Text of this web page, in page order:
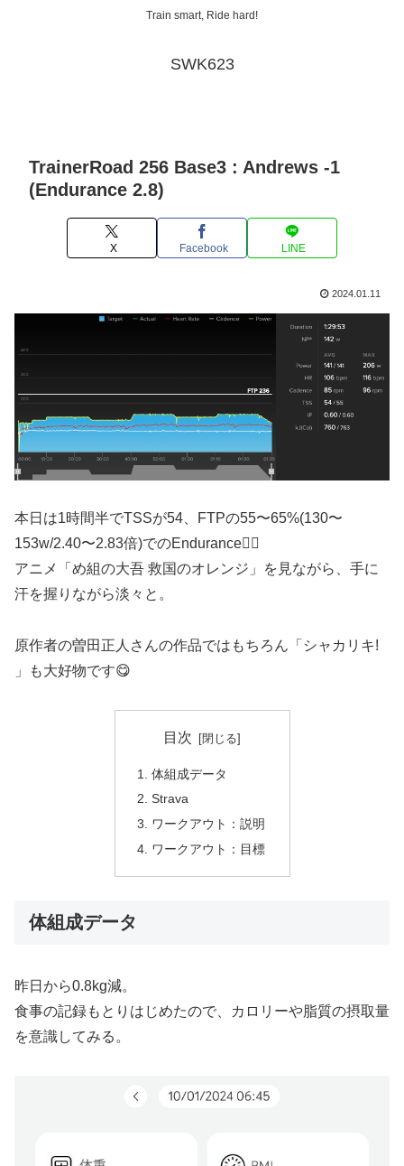
Train smart, Ride hard!
SWK623
TrainerRoad 256 Base3 : Andrews -1
(Endurance 2.8)
X Facebook LINE
2024.01.11
本日は1時間半でTSSが54、FTPの55〜65%(130〜
153w/2.40〜2.83倍)でのEndurance🚴‍♂️
アニメ「め組の大吾 救国のオレンジ」を見ながら、手に
汗を握りながら淡々と。
原作者の曽田正人さんの作品ではもちろん「シャカリキ!
」も大好物です😋
目次
体組成データ
Strava
ワークアウト：説明
ワークアウト：目標
体組成データ
昨日から0.8kg減。
食事の記録もとりはじめたので、カロリーや脂質の摂取量
を意識してみる。